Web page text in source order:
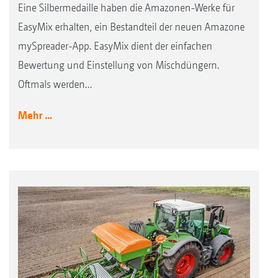
Eine Silbermedaille haben die Amazonen-Werke für
EasyMix erhalten, ein Bestandteil der neuen Amazone
mySpreader-App. EasyMix dient der einfachen
Bewertung und Einstellung von Mischdüngern.
Oftmals werden...
Mehr ...